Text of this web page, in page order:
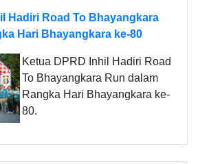
Hadiri Road To Bhayangkara
Hari Bhayangkara ke-80
Ketua DPRD Inhil Hadiri Road
To Bhayangkara Run dalam
Rangka Hari Bhayangkara ke-
80.